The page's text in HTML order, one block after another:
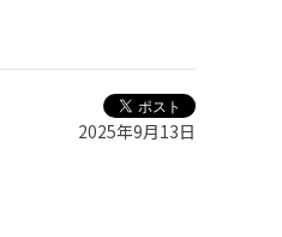
2025年9月13日